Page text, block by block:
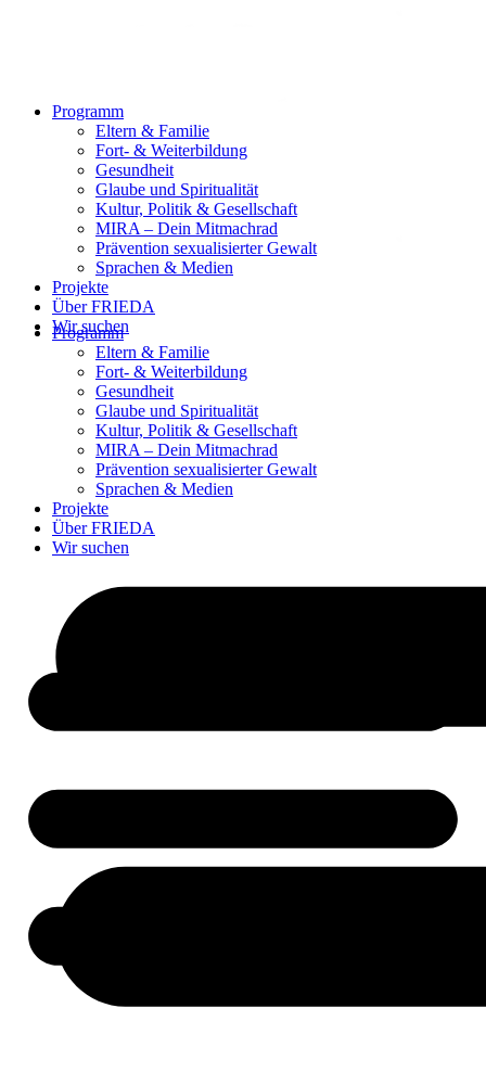
Programm
Eltern & Familie
Fort- & Weiterbildung
Gesundheit
Glaube und Spiritualität
Kultur, Politik & Gesellschaft
MIRA – Dein Mitmachrad
Prävention sexualisierter Gewalt
Sprachen & Medien
Projekte
Über FRIEDA
Wir suchen
Programm
Eltern & Familie
Fort- & Weiterbildung
Gesundheit
Glaube und Spiritualität
Kultur, Politik & Gesellschaft
MIRA – Dein Mitmachrad
Prävention sexualisierter Gewalt
Sprachen & Medien
Projekte
Über FRIEDA
Wir suchen